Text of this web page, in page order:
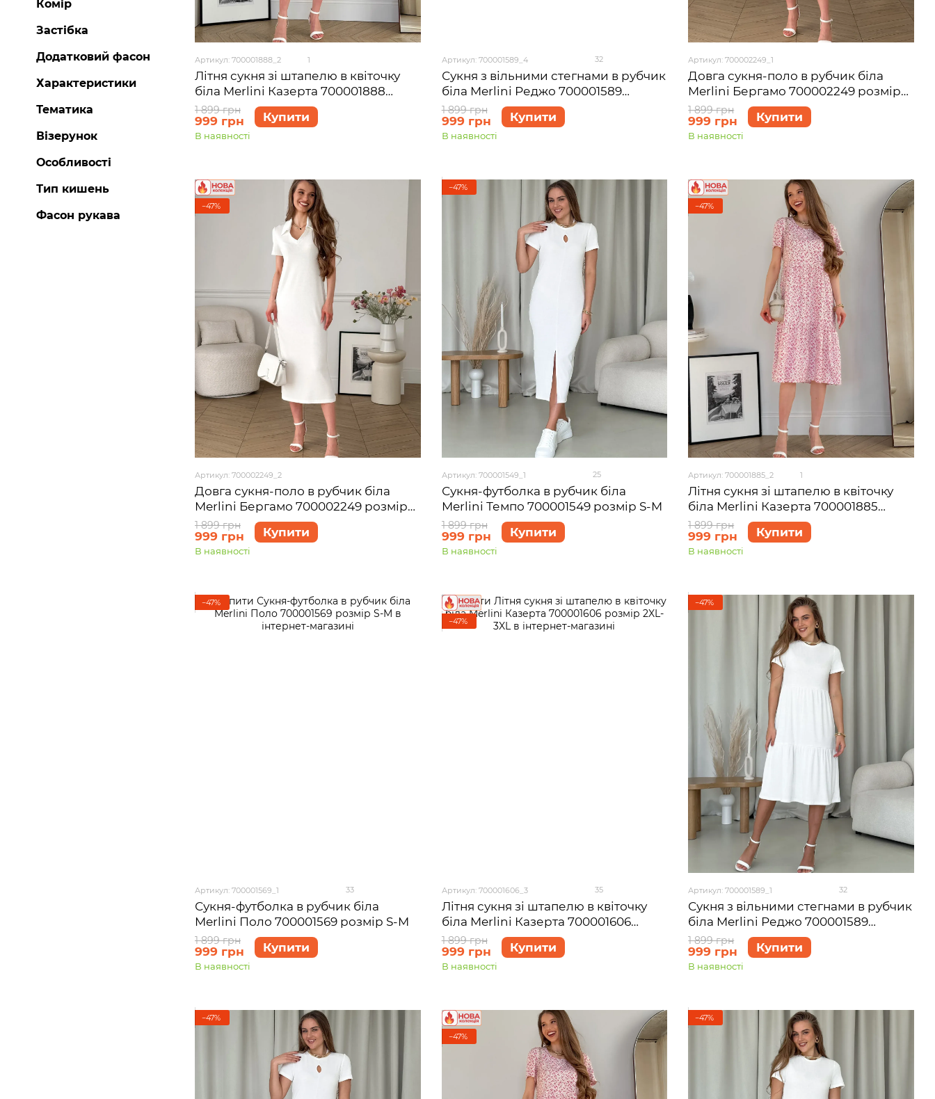
Артикул: 700001888_2 1
Літня сукня зі штапелю в квіточку
біла Merlini Казерта 700001888
розмір L-XL
1 899 грн
999 грн Купити
В наявності
Артикул: 700001589_4 32
Сукня з вільними стегнами в рубчик
біла Merlini Реджо 700001589
розмір 4XL-5XL
1 899 грн
999 грн Купити
В наявності
Артикул: 700002249_1
Довга сукня-поло в рубчик біла
Merlini Бергамо 700002249 розмір
S-M
1 899 грн
999 грн Купити
В наявності
−47%
Артикул: 700002249_2
Довга сукня-поло в рубчик біла
Merlini Бергамо 700002249 розмір
L-XL
1 899 грн
999 грн Купити
В наявності
−47%
Артикул: 700001549_1 25
Сукня-футболка в рубчик біла
Merlini Темпо 700001549 розмір S-M
1 899 грн
999 грн Купити
В наявності
−47%
Артикул: 700001885_2 1
Літня сукня зі штапелю в квіточку
біла Merlini Казерта 700001885
розмір L-XL
1 899 грн
999 грн Купити
В наявності
−47%
Артикул: 700001569_1 33
Сукня-футболка в рубчик біла
Merlini Поло 700001569 розмір S-M
1 899 грн
999 грн Купити
В наявності
−47%
Артикул: 700001606_3 35
Літня сукня зі штапелю в квіточку
біла Merlini Казерта 700001606
розмір 2XL-3XL
1 899 грн
999 грн Купити
В наявності
−47%
Артикул: 700001589_1 32
Сукня з вільними стегнами в рубчик
біла Merlini Реджо 700001589
розмір S-M
1 899 грн
999 грн Купити
В наявності
−47%
−47%
−47%
Комір
Застібка
Додатковий фасон
Характеристики
Тематика
Візерунок
Особливості
Тип кишень
Фасон рукава